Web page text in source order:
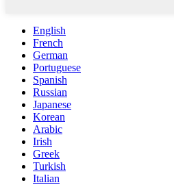
English
French
German
Portuguese
Spanish
Russian
Japanese
Korean
Arabic
Irish
Greek
Turkish
Italian